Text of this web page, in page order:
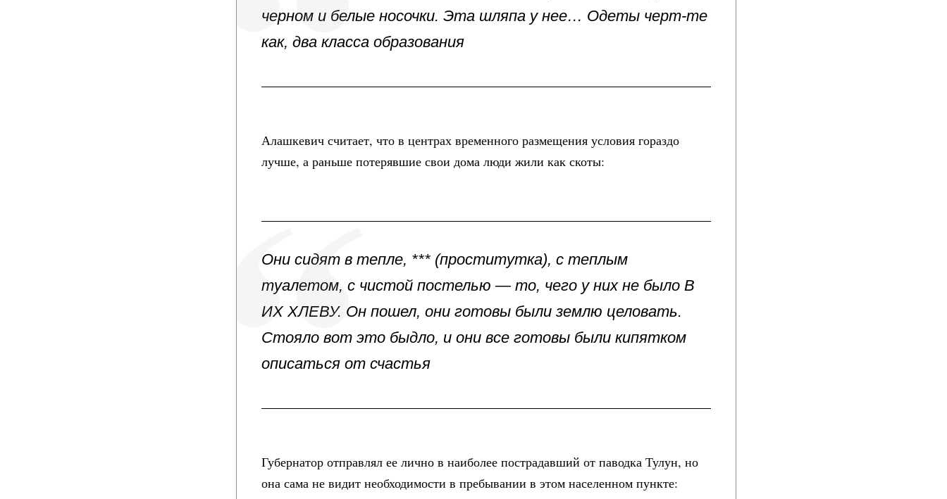
черном и белые носочки. Эта шляпа у нее… Одеты черт-те
как, два класса образования
Алашкевич считает, что в центрах временного размещения условия гораздо
лучше, а раньше потерявшие свои дома люди жили как скоты:
Они сидят в тепле, *** (проститутка), с теплым
туалетом, с чистой постелью — то, чего у них не было В
ИХ ХЛЕВУ. Он пошел, они готовы были землю целовать.
Стояло вот это быдло, и они все готовы были кипятком
описаться от счастья
Губернатор отправлял ее лично в наиболее пострадавший от паводка Тулун, но
она сама не видит необходимости в пребывании в этом населенном пункте: